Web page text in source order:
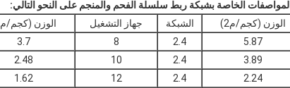
المواصفات الخاصة بشبكة ربط سلسلة الفحم والمنجم على النحو التالي:
الوزن (كجم/م2) الشبكة جهاز التشغيل
الوزن (كجم/م2)
5.87
2.4
8
3.7
3.89
2.4
10
2.48
2.24
2.4
12
1.62